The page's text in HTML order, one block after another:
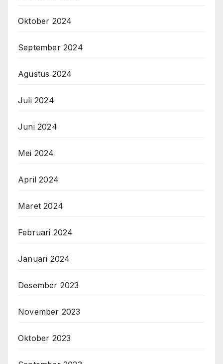
Oktober 2024
September 2024
Agustus 2024
Juli 2024
Juni 2024
Mei 2024
April 2024
Maret 2024
Februari 2024
Januari 2024
Desember 2023
November 2023
Oktober 2023